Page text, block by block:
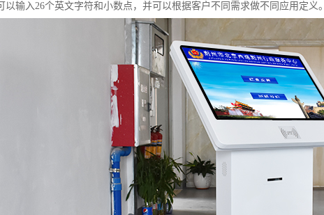
以输入26个英文字符和小数点，并可以根据客户不同需求做不同应用定义。